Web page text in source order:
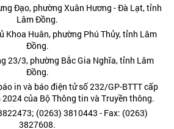
Đạo, phường Xuân Hương - Đà Lạt, tỉnh
Lâm Đồng.
Khoa Huân, phường Phú Thủy, tỉnh Lâm
Đồng.
23/3, phường Bắc Gia Nghĩa, tỉnh Lâm
Đồng.
in và báo điện tử số 232/GP-BTTT cấp
của Bộ Thông tin và Truyền thông.
(0263) 3810443 - Fax: (0263)
3827608.